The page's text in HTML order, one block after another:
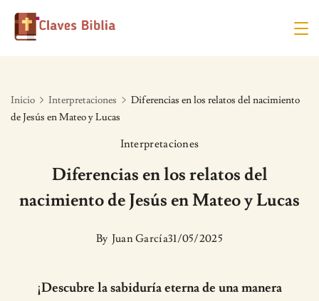
Skip
Inicio Interpretaciones
Diferencias en los relatos del nacimiento
de Jesús en Mateo y Lucas
Interpretaciones
Diferencias en los relatos del
nacimiento de Jesús en Mateo y Lucas
By Juan García31/05/2025
¡Descubre la sabiduría eterna de una manera